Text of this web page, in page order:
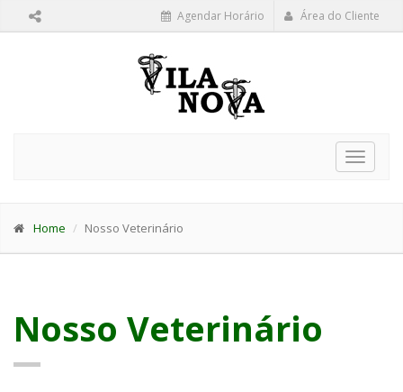
Agendar Horário Área do Cliente
Toggle
Home Nosso Veterinário
Nosso Veterinário